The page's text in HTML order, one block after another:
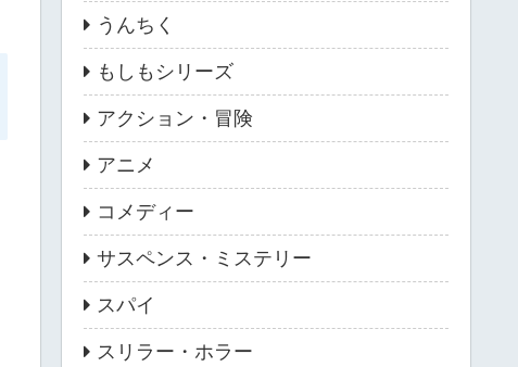
うんちく
もしもシリーズ
アクション・冒険
アニメ
コメディー
サスペンス・ミステリー
スパイ
スリラー・ホラー